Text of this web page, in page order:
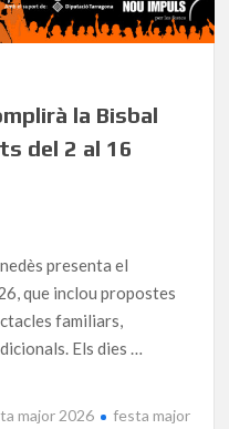
la Bisbal
del 2 al 16
presenta el
que inclou propostes
familiars,
Els dies …
major 2026
festa major